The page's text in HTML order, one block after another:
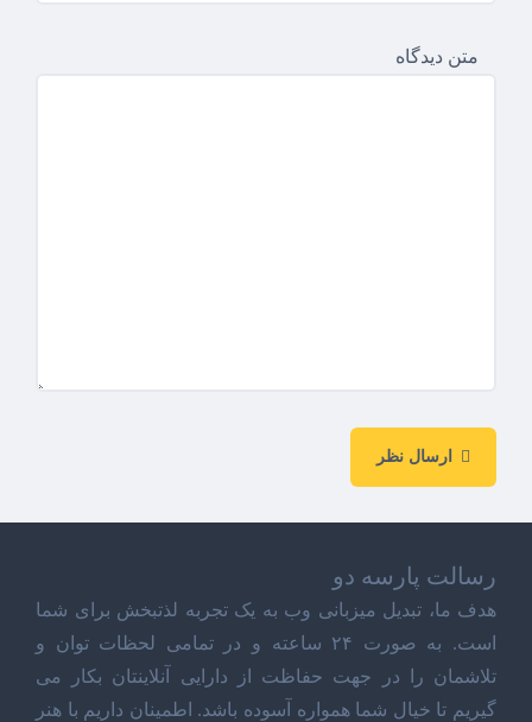
متن دیدگاه
ارسال نظر
رسالت پارسه دو
هدف ما، تبدیل میزبانی وب به یک تجربه لذتبخش برای شما
است. به صورت ۲۴ ساعته و در تمامی لحظات توان و
تلاشمان را در جهت حفاظت از دارایی آنلاینتان بکار می
گیریم تا خیال شما همواره آسوده باشد. اطمینان داریم با هنر